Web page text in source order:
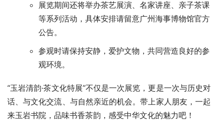
展览期间还将举办茶艺展演、名家讲座、亲子茶课
等系列活动，具体安排请留意广州海事博物馆官方
公告。
参观时请保持安静，爱护文物，共同营造良好的参
观环境。
“玉岩清韵·茶文化特展”不仅是一次展览，更是一次与历史对
话、与文化交流、与自然亲近的机会。带上家人朋友，一起
来玉岩书院，品味书香茶韵，感受中华文化的魅力吧！